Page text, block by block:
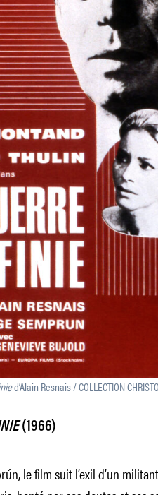
d’Alain Resnais / COLLECTION
(1966)
le film suit l’exil d’un